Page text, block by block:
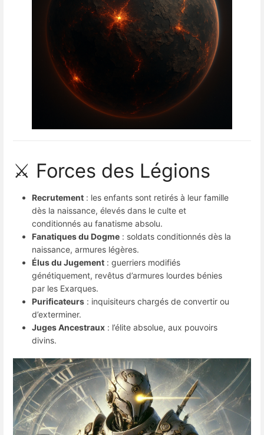
⚔️ Forces des Légions
Recrutement : les enfants sont retirés à leur famille
dès la naissance, élevés dans le culte et
conditionnés au fanatisme absolu.
Fanatiques du Dogme : soldats conditionnés dès la
naissance, armures légères.
Élus du Jugement : guerriers modifiés
génétiquement, revêtus d’armures lourdes bénies
par les Exarques.
Purificateurs : inquisiteurs chargés de convertir ou
d’exterminer.
Juges Ancestraux : l’élite absolue, aux pouvoirs
divins.